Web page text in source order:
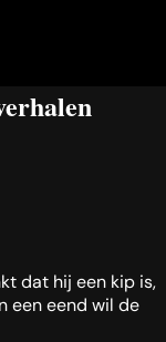
dat hij een kip is,
een eend wil de